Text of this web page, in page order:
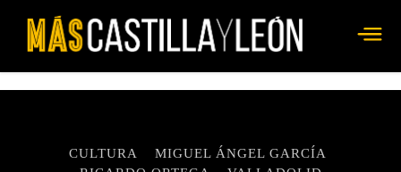
CULTURA
MIGUEL ÁNGEL GARCÍA